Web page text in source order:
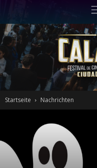
Startseite Nachrichten